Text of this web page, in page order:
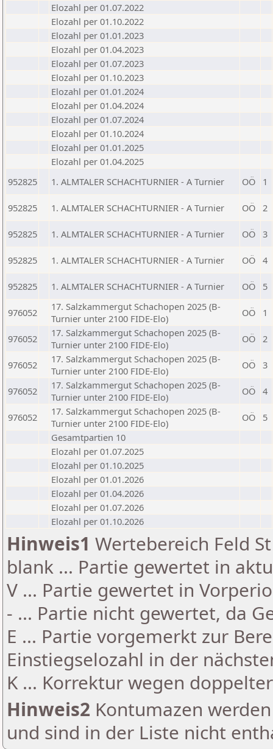
Elozahl per 01.07.2022
Elozahl per 01.10.2022
Elozahl per 01.01.2023
Elozahl per 01.04.2023
Elozahl per 01.07.2023
Elozahl per 01.10.2023
Elozahl per 01.01.2024
Elozahl per 01.04.2024
Elozahl per 01.07.2024
Elozahl per 01.10.2024
Elozahl per 01.01.2025
Elozahl per 01.04.2025
952825
1. ALMTALER SCHACHTURNIER - A Turnier OÖ 1
952825 1. ALMTALER SCHACHTURNIER - A Turnier OÖ 2
952825 1. ALMTALER SCHACHTURNIER - A Turnier OÖ 3
952825 1. ALMTALER SCHACHTURNIER - A Turnier OÖ 4
952825 1. ALMTALER SCHACHTURNIER - A Turnier OÖ 5
976052
17. Salzkammergut Schachopen 2025 (B-
Turnier unter 2100 FIDE-Elo)
OÖ 1
976052
17. Salzkammergut Schachopen 2025 (B-
Turnier unter 2100 FIDE-Elo)
OÖ 2
976052
17. Salzkammergut Schachopen 2025 (B-
Turnier unter 2100 FIDE-Elo)
OÖ 3
976052
17. Salzkammergut Schachopen 2025 (B-
Turnier unter 2100 FIDE-Elo)
OÖ 4
976052
17. Salzkammergut Schachopen 2025 (B-
Turnier unter 2100 FIDE-Elo)
OÖ
5
Gesamtpartien 10
Elozahl per 01.07.2025
Elozahl per 01.10.2025
Elozahl per 01.01.2026
Elozahl per 01.04.2026
Elozahl per 01.07.2026
Elozahl per 01.10.2026
Hinweis1 Wertebereich Feld
blank ... Partie gewertet in
V ... Partie gewertet in
- ... Partie nicht gewertet, da
E ... Partie vorgemerkt zur
Einstiegselozahl in der
K ... Korrektur wegen
Hinweis2 Kontumazen
und sind in der Liste nicht